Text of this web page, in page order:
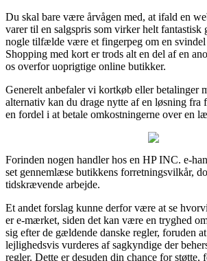
Du skal bare være årvågen med, at ifald en
varer til en salgspris som virker helt fantastisk
nogle tilfælde være et fingerpeg om en svindel
Shopping med kort er trods alt en del af en
os overfor uoprigtige online butikker.
Generelt anbefaler vi kortkøb eller betalinger
alternativ kan du drage nytte af en løsning
en fordel i at betale omkostningerne over en
Forinden nogen handler hos en HP INC. e-
set gennemlæse butikkens forretningsvilkår,
tidskrævende arbejde.
Et andet forslag kunne derfor være at se
er e-mærket, siden det kan være en tryghed
sig efter de gældende danske regler, foruden
lejlighedsvis vurderes af sagkyndige der
regler. Dette er desuden din chance for støtte,